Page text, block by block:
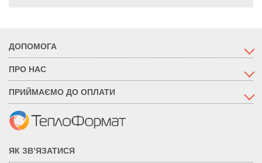
ДОПОМОГА
ПРО НАС
ПРИЙМАЄМО ДО ОПЛАТИ
ЯК ЗВ’ЯЗАТИСЯ